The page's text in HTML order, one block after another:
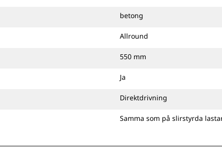
betong
Allround
550 mm
Ja
Direktdrivning
Samma som på slirstyrda